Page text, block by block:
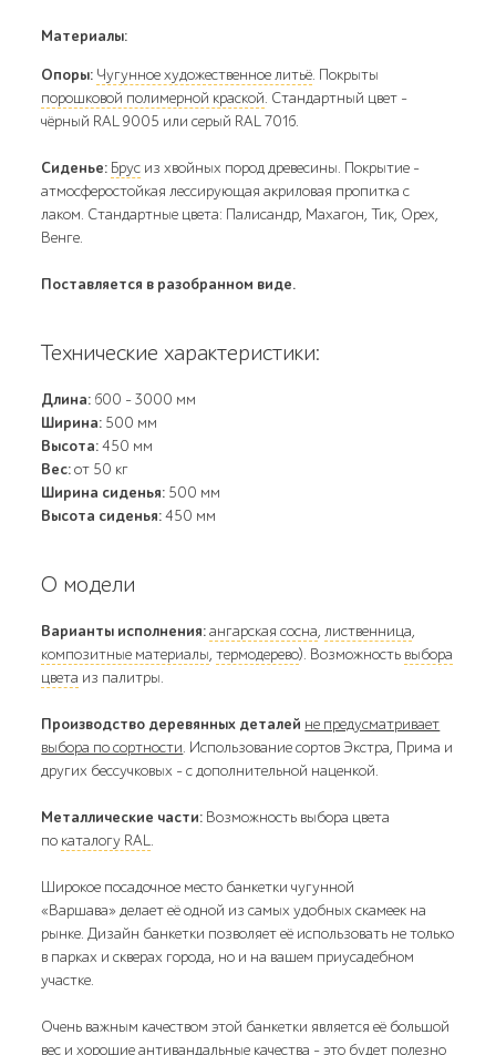
Материалы:
Опоры: Чугунное художественное литьё. Покрыты
порошковой полимерной краской. Стандартный цвет –
чёрный RAL 9005 или серый RAL 7016.
Сиденье: Брус из хвойных пород древесины. Покрытие -
атмосферостойкая лессирующая акриловая пропитка с
лаком. Стандартные цвета: Палисандр, Махагон, Тик, Орех,
Венге.
Поставляется в разобранном виде.
Технические характеристики:
Длина: 600 - 3000 мм
Ширина: 500 мм
Высота:450 мм
Вес:от 50 кг
Ширина сиденья: 500 мм
Высота сиденья:450 мм
О модели
Варианты исполнения:ангарская сосна,лиственница,
композитные материалы,термодерево). Возможность выбора
цвета из палитры.
Производство деревянных деталей не предусматривает
выбора по сортности. Использование сортов Экстра, Прима и
других бессучковых - с дополнительной наценкой.
Металлические части: Возможность выбора цвета
по каталогу RAL.
Широкое посадочное место банкетки чугунной
«Варшава» делает её одной из самых удобных скамеек на
рынке. Дизайн банкетки позволяет её использовать не только
в парках и скверах города, но и на вашем приусадебном
участке.
Очень важным качеством этой банкетки является её большой
вес и хорошие антивандальные качества - это будет полезно